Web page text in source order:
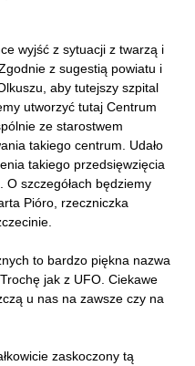
wyjść z sytuacji z twarzą i
z sugestią powiatu i
aby tutejszy szpital
utworzyć tutaj Centrum
ze starostwem
takiego centrum. Udało
takiego przedsięwzięcia
szczegółach będziemy
Pióro, rzeczniczka
to bardzo piękna nazwa
jak z UFO. Ciekawe
u nas na zawsze czy na
zaskoczony tą